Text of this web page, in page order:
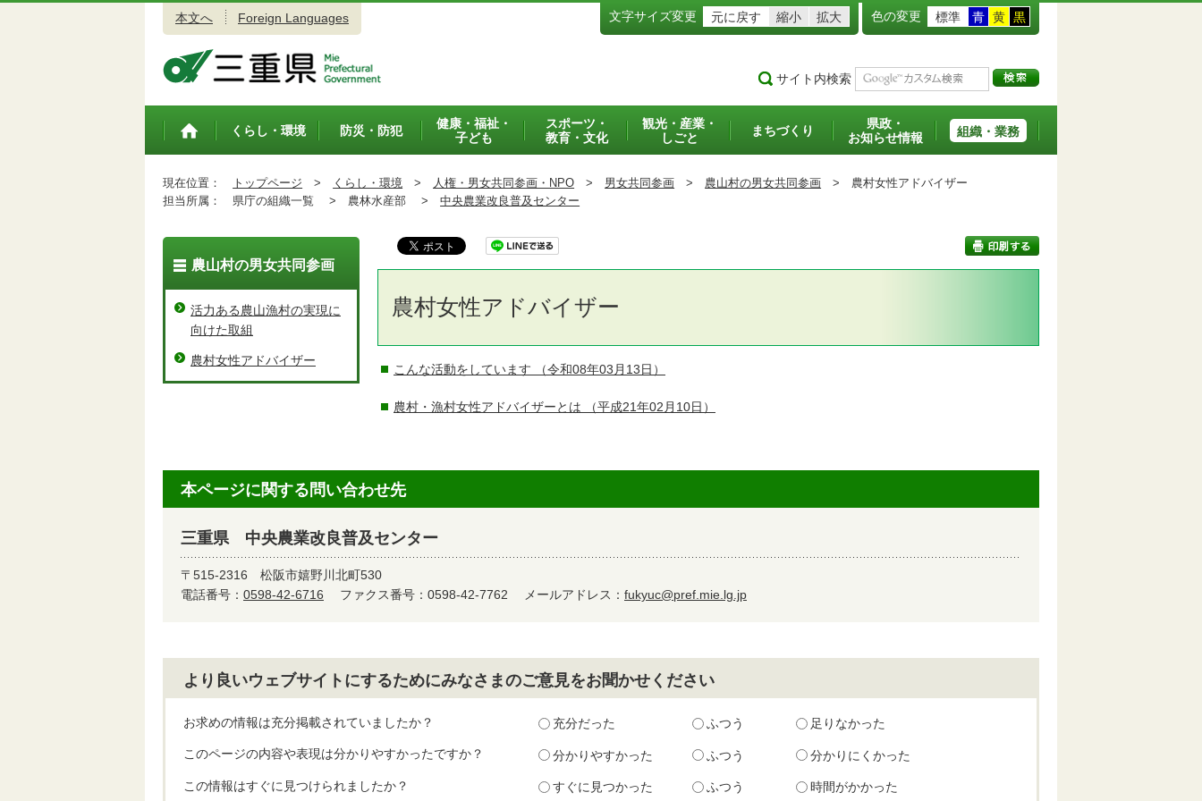
本文へ Foreign Languages 文字サイズ変更 元に戻す 縮小 拡大 色の変更 標準 青 黄 黒
サイト内検索
トップペ
くらし・環境 防災・防犯
健康・福祉・
子ども
スポーツ・
教育・文化
観光・産業・
しごと
まちづくり
県政・
お知らせ情報
組織・業務
現在位置： トップページ > くらし・環境 > 人権・男女共同参画・NPO > 男女共同参画 > 農山村の男女共同参画 > 農村女性アドバイザー
担当所属：
県庁の組織一覧 > 農林水産部 > 中央農業改良普及センター
農村女性アドバイザー
こんな活動をしています （令和08年03月13日）
農村・漁村女性アドバイザーとは （平成21年02月10日）
農山村の男女共同参画
活力ある農山漁村の実現に
向けた取組
農村女性アドバイザー
本ページに関する問い合わせ先
三重県 中央農業改良普及センター
〒515-2316 松阪市嬉野川北町530
電話番号： 0598-42-6716 ファクス番号：0598-42-7762 メールアドレス： fukyuc@pref.mie.lg.jp
より良いウェブサイトにするためにみなさまのご意見をお聞かせください
お求めの情報は充分掲載されていましたか？ 充分だった ふつう 足りなかった
このページの内容や表現は分かりやすかったですか？ 分かりやすかった ふつう 分かりにくかった
この情報はすぐに見つけられましたか？ すぐに見つかった ふつう 時間がかかった